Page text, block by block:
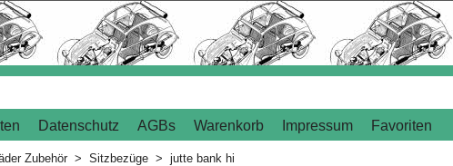
Datenschutz AGBs Warenkorb Impressum
Favoriten
Zubehör > Sitzbezüge > jutte bank hi